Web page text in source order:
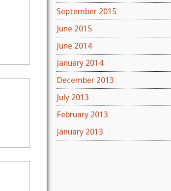
September 2015
June 2015
June 2014
January 2014
December 2013
July 2013
February 2013
January 2013